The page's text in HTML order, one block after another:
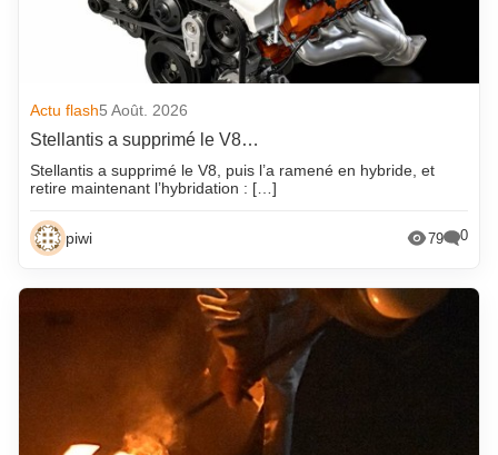
Actu flash5 Août. 2026
Stellantis a supprimé le V8…
Stellantis a supprimé le V8, puis l’a ramené en hybride, et
retire maintenant l’hybridation : […]
piwi 79 0